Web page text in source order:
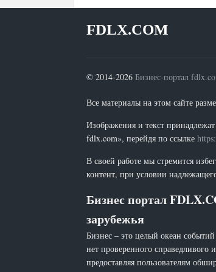
FDLX.COM
© 2014-2026 Бизнес-портал
Все материалы на этом сайте
Изображения и текст
fdlx.com», перейдя по ссылке
В своей работе мы стремится
контент, при условии
Бизнес портал
зарубежья
Бизнес – это целый океан
нет проверенного
предоставляя пользователям